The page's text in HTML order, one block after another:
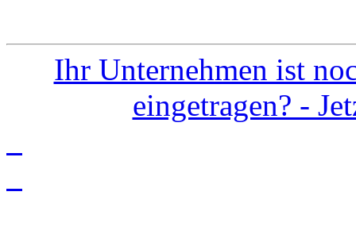
Ihr Unternehmen ist
eingetragen? -